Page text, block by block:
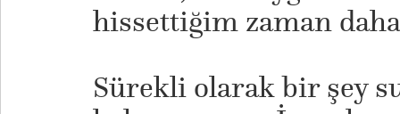
hissettiğim zaman
Sürekli olarak bir şey